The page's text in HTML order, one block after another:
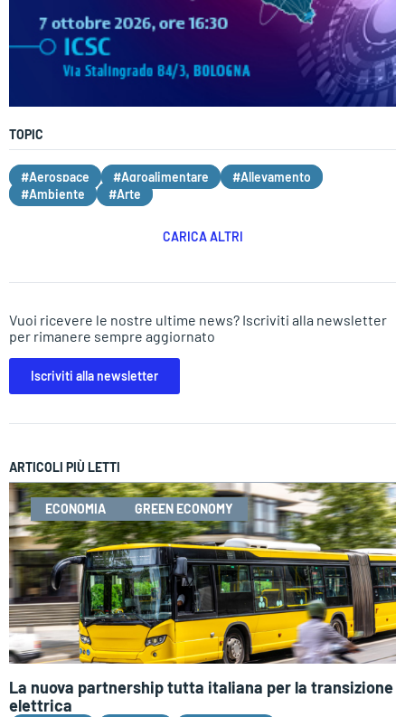
TOPIC
#Aerospace #Agroalimentare
#Allevamento
#Ambiente
#Arte
CARICA ALTRI
Vuoi ricevere le nostre ultime news? Iscriviti alla newsletter
per rimanere sempre aggiornato
Iscriviti alla newsletter
ARTICOLI PIÙ LETTI
ECONOMIA GREEN ECONOMY
La nuova partnership tutta italiana per la transizione
elettrica